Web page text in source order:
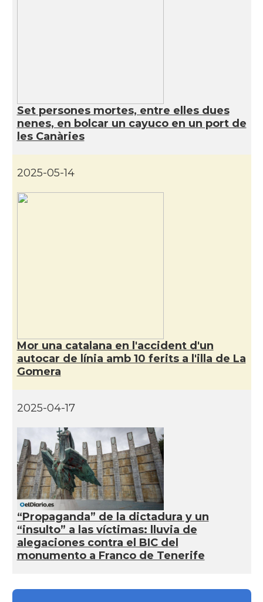
Set persones mortes, entre elles dues
nenes, en bolcar un cayuco en un port de
les Canàries
2025-05-14
Mor una catalana en l'accident d'un
autocar de línia amb 10 ferits a l'illa de La
Gomera
2025-04-17
“Propaganda” de la dictadura y un
“insulto” a las víctimas: lluvia de
alegaciones contra el BIC del
monumento a Franco de Tenerife